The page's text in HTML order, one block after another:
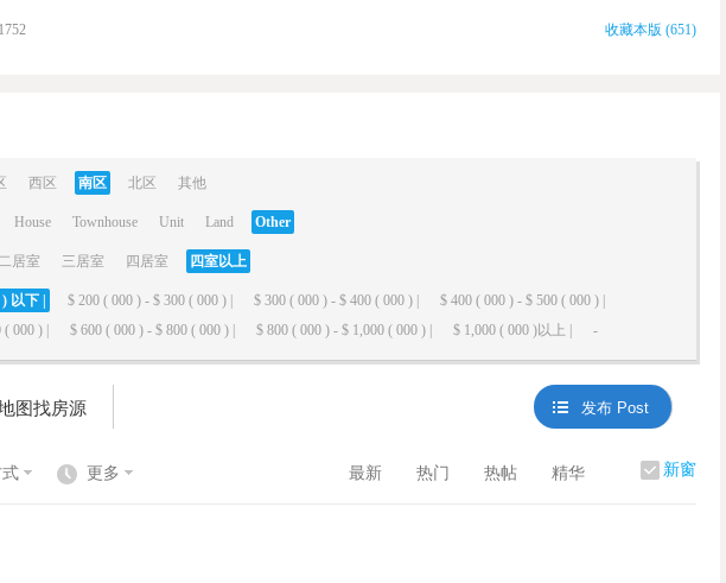
1752 收藏本版 (651)
西区 南区 北区 其他
House Townhouse Unit Land Other
居室 三居室 四居室 四室以上
以下 | $ 200 ( 000 ) - $ 300 ( 000 ) | $ 300 ( 000 ) - $ 400 ( 000 ) |
$ 400 ( 000 ) - $ 500 ( 000 ) |
000 ) |
$ 600 ( 000 ) - $ 800 ( 000 ) | $ 800 ( 000 ) - $ 1,000 ( 000 ) | $ 1,000 ( 000 )以上 | -
图找房源 发布 Post
新窗
更多 最新 热门 热帖 精华